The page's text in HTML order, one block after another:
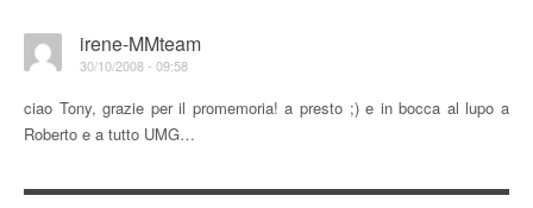
irene-MMteam
30/10/2008 - 09:58
ciao Tony, grazie per il promemoria! a presto ;) e in bocca al lupo a
Roberto e a tutto UMG…